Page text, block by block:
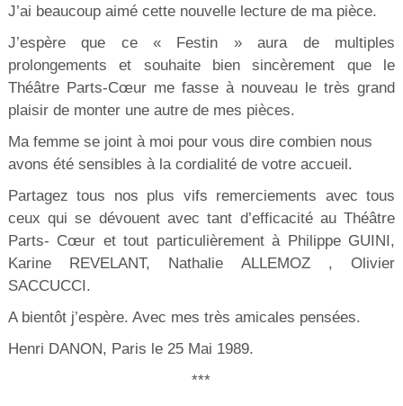
J’ai beaucoup aimé cette nouvelle lecture de ma pièce.
J’espère que ce « Festin » aura de multiples
prolongements et souhaite bien sincèrement que le
Théâtre Parts-Cœur me fasse à nouveau le très grand
plaisir de monter une autre de mes pièces.
Ma femme se joint à moi pour vous dire combien nous
avons été sensibles à la cordialité de votre accueil.
Partagez tous nos plus vifs remerciements avec tous
ceux qui se dévouent avec tant d’efficacité au Théâtre
Parts- Cœur et tout particulièrement à Philippe GUINI,
Karine REVELANT, Nathalie ALLEMOZ , Olivier
SACCUCCI.
A bientôt j’espère. Avec mes très amicales pensées.
Henri DANON, Paris le 25 Mai 1989.
***